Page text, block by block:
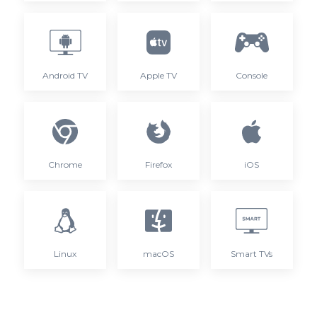
Android TV Apple TV Console
Chrome Firefox iOS
Linux macOS Smart TVs